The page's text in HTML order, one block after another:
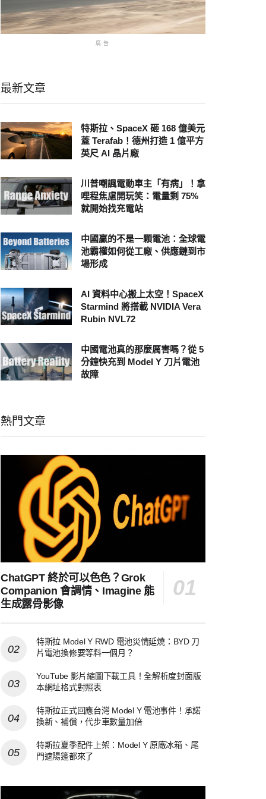
廣告
最新文章
特斯拉、SpaceX 砸 168 億美元
蓋 Terafab！德州打造 1 億平方
英尺 AI 晶片廠
川普嘲諷電動車主「有病」！拿
哩程焦慮開玩笑：電量剩 75%
就開始找充電站
中國贏的不是一顆電池：全球電
池霸權如何從工廠、供應鏈到市
場形成
AI 資料中心搬上太空！SpaceX
Starmind 將搭載 NVIDIA Vera
Rubin NVL72
中國電池真的那麼厲害嗎？從 5
分鐘快充到 Model Y 刀片電池
故障
熱門文章
ChatGPT 終於可以色色？Grok
Companion 會調情、Imagine 能
生成露骨影像
特斯拉 Model Y RWD 電池災情延燒：BYD 刀
片電池換修要等料一個月？
YouTube 影片縮圖下載工具！全解析度封面版
本網址格式對照表
特斯拉正式回應台灣 Model Y 電池事件！承諾
換新、補償，代步車數量加倍
特斯拉夏季配件上架：Model Y 原廠冰箱、尾
門遮陽篷都來了